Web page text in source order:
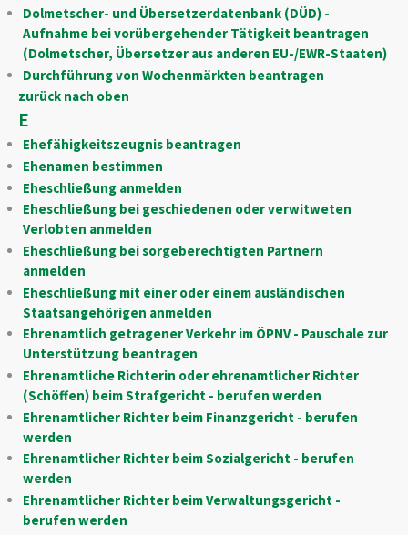
Dolmetscher- und Übersetzerdatenbank (DÜD) -
Aufnahme bei vorübergehender Tätigkeit beantragen
(Dolmetscher, Übersetzer aus anderen EU-/EWR-Staaten)
Durchführung von Wochenmärkten beantragen
zurück nach oben
E
Ehefähigkeitszeugnis beantragen
Ehenamen bestimmen
Eheschließung anmelden
Eheschließung bei geschiedenen oder verwitweten
Verlobten anmelden
Eheschließung bei sorgeberechtigten Partnern
anmelden
Eheschließung mit einer oder einem ausländischen
Staatsangehörigen anmelden
Ehrenamtlich getragener Verkehr im ÖPNV - Pauschale zur
Unterstützung beantragen
Ehrenamtliche Richterin oder ehrenamtlicher Richter
(Schöffen) beim Strafgericht - berufen werden
Ehrenamtlicher Richter beim Finanzgericht - berufen
werden
Ehrenamtlicher Richter beim Sozialgericht - berufen
werden
Ehrenamtlicher Richter beim Verwaltungsgericht -
berufen werden